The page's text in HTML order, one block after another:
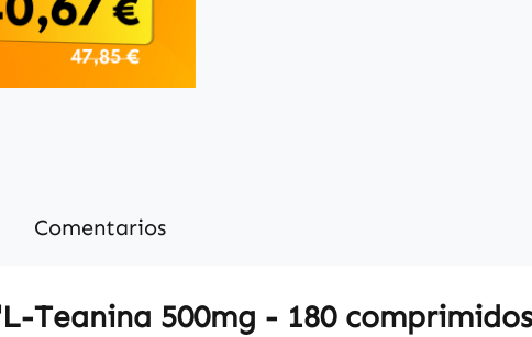
Comentarios
Teanina 500mg - 180